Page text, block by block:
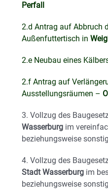
Perfall
2.d Antrag auf Abbruch
Außenfuttertisch in
2.e Neubau eines
2.f Antrag auf
Ausstellungsräumen –
3. Vollzug des
Wasserburg im
beziehungsweise
4. Vollzug des
Stadt Wasserburg im
beziehungsweise